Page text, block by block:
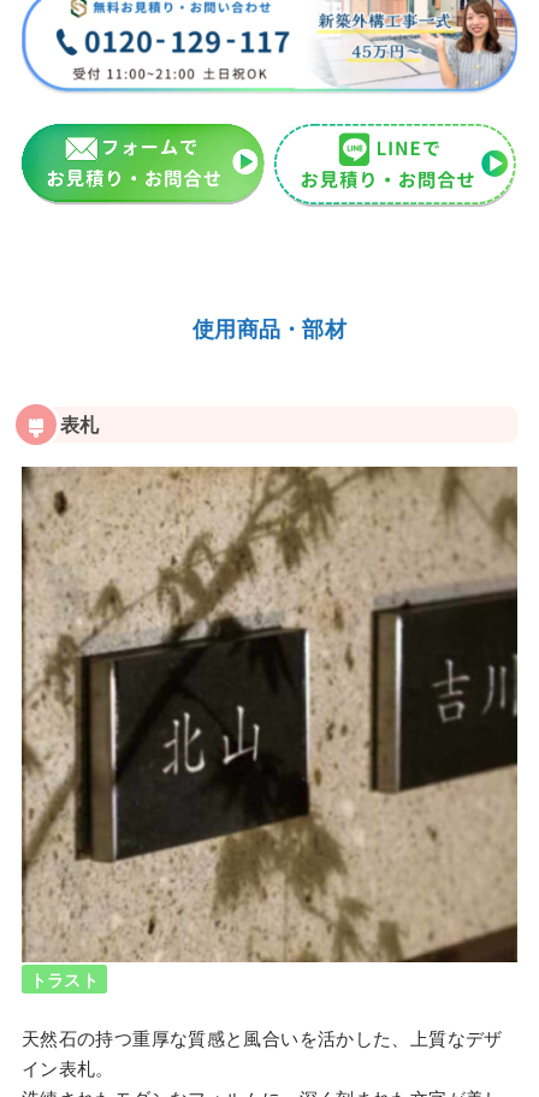
使用商品・部材
表札
トラスト
天然石の持つ重厚な質感と風合いを活かした、上質なデザ
イン表札。